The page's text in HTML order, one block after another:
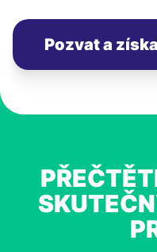
Pozvat a